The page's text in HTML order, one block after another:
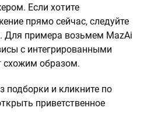
Если хотите
прямо сейчас, следуйте
Для примера возьмем MazAi
с интегрированными
схожим образом.
подборки и кликните по
приветственное